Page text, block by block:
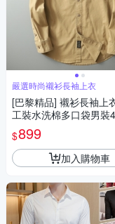
嚴選時尚襯衫長袖上衣
[巴黎精品] 襯衫長袖上
工裝水洗棉多口袋男裝
54
$899
加入購物車